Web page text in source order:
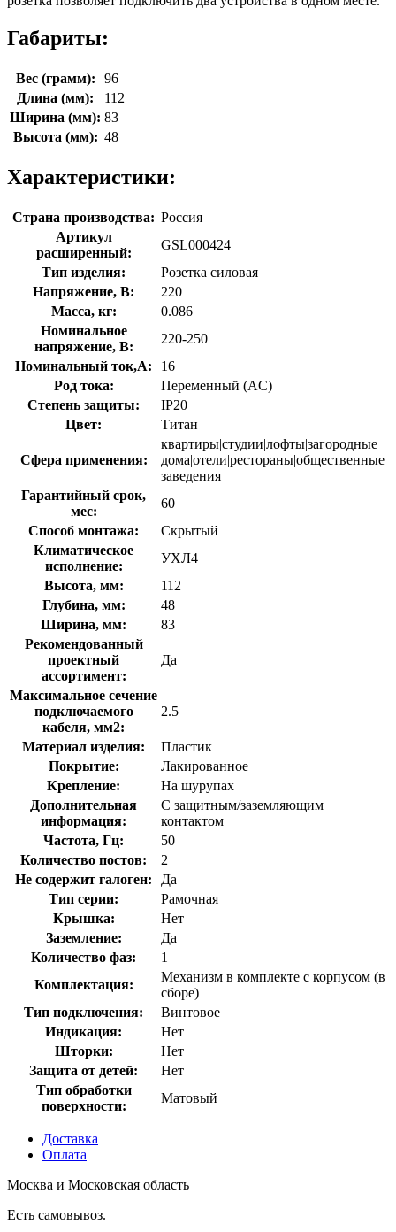
Габариты:
Вес (грамм):
96
Длина (мм):
112
Ширина (мм): 83
Высота (мм): 48
Характеристики:
Страна производства: Россия
Артикул
расширенный:
GSL000424
Тип изделия:
Розетка силовая
Напряжение, В:
220
Масса, кг:
0.086
Номинальное
напряжение, В:
220-250
Номинальный ток,А:
16
Род тока:
Переменный (AC)
Степень защиты:
IP20
Цвет:
Титан
Сфера применения:
квартиры|студии|лофты|загородные
дома|отели|рестораны|общественные
заведения
Гарантийный срок,
мес:
60
Способ монтажа:
Скрытый
Климатическое
исполнение:
УХЛ4
Высота, мм:
112
Глубина, мм:
48
Ширина, мм:
83
Рекомендованный
проектный
ассортимент:
Да
Максимальное сечение
подключаемого
кабеля, мм2:
2.5
Материал изделия:
Пластик
Покрытие:
Лакированное
Крепление:
На шурупах
Дополнительная
информация:
С защитным/заземляющим
контактом
Частота, Гц:
50
Количество постов:
2
Не содержит галоген:
Да
Тип серии:
Рамочная
Крышка:
Нет
Заземление:
Да
Количество фаз:
1
Комплектация:
Механизм в комплекте с корпусом (в
сборе)
Тип подключения:
Винтовое
Индикация:
Нет
Шторки:
Нет
Защита от детей:
Нет
Тип обработки
поверхности:
Матовый
Доставка
Оплата
Москва и Московская область
Есть самовывоз.